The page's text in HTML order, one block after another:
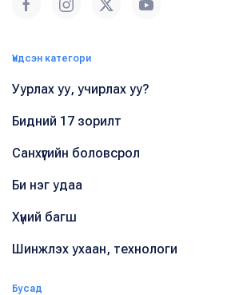
Үндсэн категори
Уурлах уу, учирлах уу?
Бидний 17 зорилт
Санхүүгийн боловсрол
Би нэг удаа
Хүний багш
Шинжлэх ухаан, технологи
Бусад